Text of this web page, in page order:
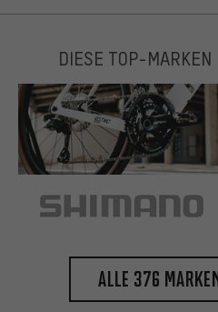
DIESE TOP-MARKEN
Alle 376